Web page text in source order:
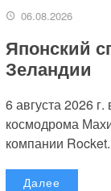
06.08.2026
Японский
Зеландии
6 августа 2026
космодрома
компании
Далее